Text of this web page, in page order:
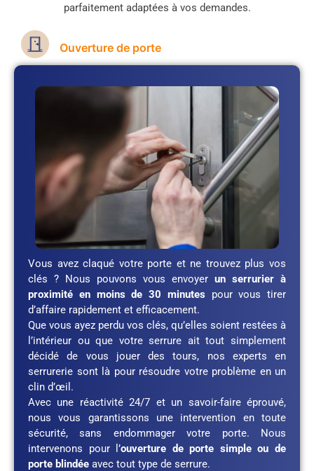
parfaitement adaptées à vos demandes.
Ouverture de porte
Vous avez claqué votre porte et ne trouvez plus vos
clés ? Nous pouvons vous envoyer un serrurier à
proximité en moins de 30 minutes pour vous tirer
d’affaire rapidement et efficacement.
Que vous ayez perdu vos clés, qu’elles soient restées à
l’intérieur ou que votre serrure ait tout simplement
décidé de vous jouer des tours, nos experts en
serrurerie sont là pour résoudre votre problème en un
clin d’œil.
Avec une réactivité 24/7 et un savoir-faire éprouvé,
nous vous garantissons une intervention en toute
sécurité, sans endommager votre porte. Nous
intervenons pour l’ouverture de porte simple ou de
porte blindée avec tout type de serrure.